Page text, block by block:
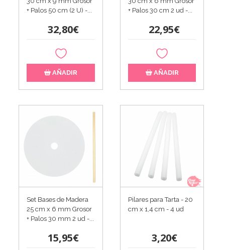
+ Palos 50 cm (2 U) -...
32,80€
AÑADIR
+ Palos 30 cm 2 ud -...
22,95€
AÑADIR
Set Bases de Madera
25 cm x 6 mm Grosor
+ Palos 30 mm 2 ud -...
15,95€
Pilares para Tarta - 20
cm x 1,4 cm - 4 ud
3,20€